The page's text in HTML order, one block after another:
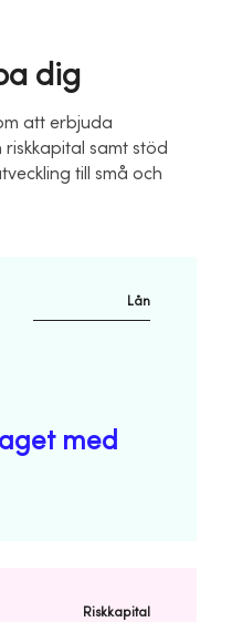
dig
att erbjuda
samt stöd
till små och
Lån
med
Riskkapital